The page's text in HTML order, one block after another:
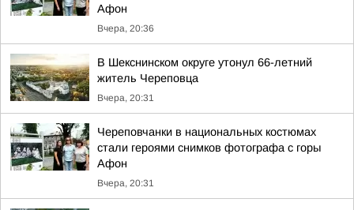
Афон
Вчера, 20:36
В Шекснинском округе утонул 66-летний
житель Череповца
Вчера, 20:31
Череповчанки в национальных костюмах
стали героями снимков фотографа с горы
Афон
Вчера, 20:31